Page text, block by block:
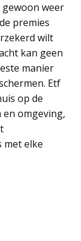
weer
premies
wilt
kan geen
manier
Etf
op de
omgeving,
met elke